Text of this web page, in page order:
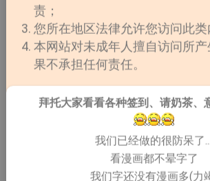
责；
您所在地区法律允许您访问此类
本网站对未成年人擅自访问所
果不承担任何责任。
拜托大家看看各种签到、请奶茶、
我们已经做的很防呆了
看漫画都不晕字了
我们字还没有漫画多(力